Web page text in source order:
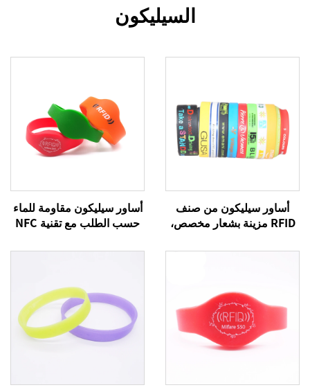
السيليكون
أساور سيليكون من صنف
RFID مزينة بشعار مخصص،
أساور مطاطية زينة
أساور سيليكون مقاومة للماء
حسب الطلب مع تقنية NFC
باستخدام RFID، سوار معصم